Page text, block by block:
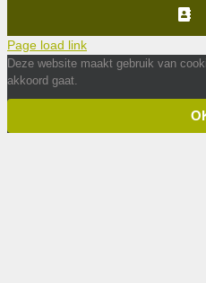
Page load link
Deze website maakt gebruik van
akkoord gaat.